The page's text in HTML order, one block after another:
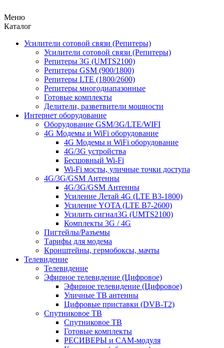
Меню
Каталог
Усилители сотовой связи (Репитеры)
Усилители сотовой связи (Репитеры)
Репитеры 3G (UMTS2100)
Репитеры GSM (900/1800)
Репитеры LTE (1800/2600)
Репитеры многодиапазонные
Готовые комплекты
Делители, разветвители мощности
Интернет оборудование
Оборудование GSM/3G/LTE/WIFI
4G Модемы и WiFi оборудование
4G Модемы и WiFi оборудование
4G/3G устройства
Бесшовный Wi-Fi
Wi-Fi мосты, уличные точки доступа
4G/3G/GSM Антенны
4G/3G/GSM Антенны
Усиление Летай 4G (LTE B3-1800)
Усиление YOTA (LTE B7-2600)
Усилить сигнал3G (UMTS2100)
Комплекты 3G / 4G
Пигтейлы/Разъемы
Тарифы для модема
Кронштейны, гермобоксы, мачты
Телевидение
Телевидение
Эфирное телевидение (Цифровое)
Эфирное телевидение (Цифровое)
Уличные ТВ антенны
Цифровые приставки (DVB-T2)
Спутниковое ТВ
Спутниковое ТВ
Готовые комплекты
РЕСИВЕРЫ и CAM-модуля